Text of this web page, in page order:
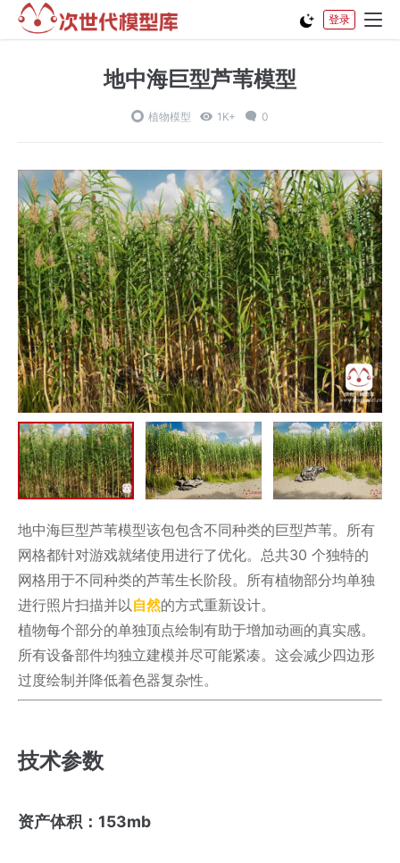
登录
地中海巨型芦苇模型
植物模型 1K+ 0
地中海巨型芦苇模型该包包含不同种类的巨型芦苇。所有
网格都针对游戏就绪使用进行了优化。总共30 个独特的
网格用于不同种类的芦苇生长阶段。所有植物部分均单独
进行照片扫描并以 自然的方式重新设计。
植物每个部分的单独顶点绘制有助于增加动画的真实感。
所有设备部件均独立建模并尽可能紧凑。这会减少四边形
过度绘制并降低着色器复杂性。
技术参数
资产体积：153mb